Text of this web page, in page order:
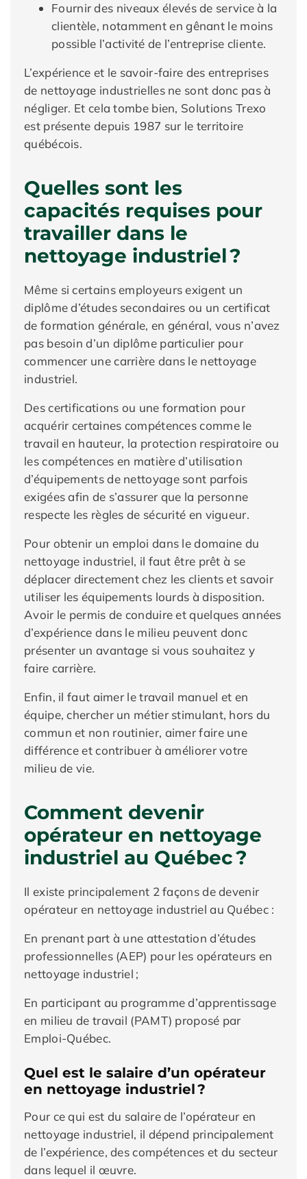
Fournir des niveaux élevés de service à la
clientèle, notamment en gênant le moins
possible l’activité de l’entreprise cliente.
L’expérience et le savoir-faire des entreprises
de nettoyage industrielles ne sont donc pas à
négliger. Et cela tombe bien, Solutions Trexo
est présente depuis 1987 sur le territoire
québécois.
Quelles sont les
capacités requises pour
travailler dans le
nettoyage industriel ?
Même si certains employeurs exigent un
diplôme d’études secondaires ou un certificat
de formation générale, en général, vous n’avez
pas besoin d’un diplôme particulier pour
commencer une carrière dans le nettoyage
industriel.
Des certifications ou une formation pour
acquérir certaines compétences comme le
travail en hauteur, la protection respiratoire ou
les compétences en matière d’utilisation
d’équipements de nettoyage sont parfois
exigées afin de s’assurer que la personne
respecte les règles de sécurité en vigueur.
Pour obtenir un emploi dans le domaine du
nettoyage industriel, il faut être prêt à se
déplacer directement chez les clients et savoir
utiliser les équipements lourds à disposition.
Avoir le permis de conduire et quelques années
d’expérience dans le milieu peuvent donc
présenter un avantage si vous souhaitez y
faire carrière.
Enfin, il faut aimer le travail manuel et en
équipe, chercher un métier stimulant, hors du
commun et non routinier, aimer faire une
différence et contribuer à améliorer votre
milieu de vie.
Comment devenir
opérateur en nettoyage
industriel au Québec ?
Il existe principalement 2 façons de devenir
opérateur en nettoyage industriel au Québec :
En prenant part à une attestation d’études
professionnelles (AEP) pour les opérateurs en
nettoyage industriel ;
En participant au programme d’apprentissage
en milieu de travail (PAMT) proposé par
Emploi-Québec.
Quel est le salaire d’un opérateur
en nettoyage industriel ?
Pour ce qui est du salaire de l’opérateur en
nettoyage industriel, il dépend principalement
de l’expérience, des compétences et du secteur
dans lequel il œuvre.